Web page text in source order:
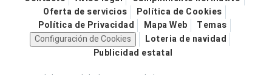
Oferta de servicios
Política de Cookies
Política de Privacidad
Mapa Web
Temas
Configuración de Cookies
Loteria de navidad
Publicidad estatal